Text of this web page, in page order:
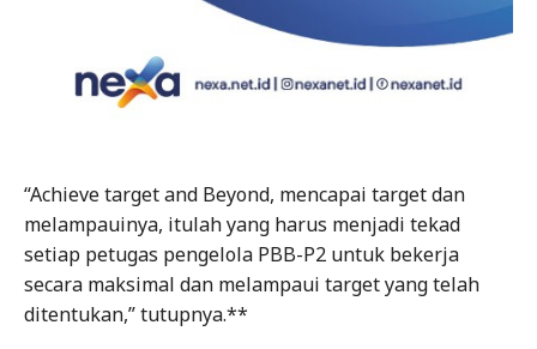
“Achieve target and Beyond, mencapai target dan
melampauinya, itulah yang harus menjadi tekad
setiap petugas pengelola PBB-P2 untuk bekerja
secara maksimal dan melampaui target yang telah
ditentukan,” tutupnya.**